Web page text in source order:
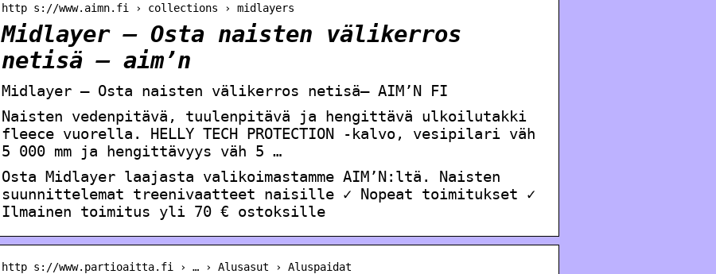
http s://www.aimn.fi › collections › midlayers
Midlayer – Osta naisten välikerros
netisä – aim’n
Midlayer – Osta naisten välikerros netisä– AIM’N FI
Naisten vedenpitävä, tuulenpitävä ja hengittävä ulkoilutakki
fleece vuorella. HELLY TECH PROTECTION -kalvo, vesipilari väh
5 000 mm ja hengittävyys väh 5 …
Osta Midlayer laajasta valikoimastamme AIM’N:ltä. Naisten
suunnittelemat treenivaatteet naisille ✓ Nopeat toimitukset ✓
Ilmainen toimitus yli 70 € ostoksille
http s://www.partioaitta.fi › … › Alusasut › Aluspaidat